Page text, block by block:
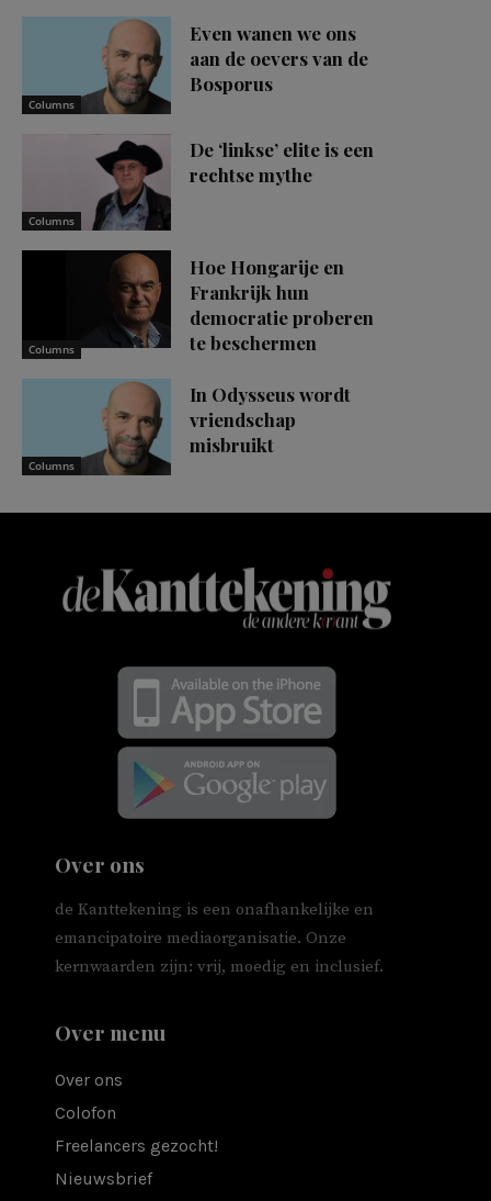
Columns
Even wanen we ons
aan de oevers van de
Bosporus
Columns
De ‘linkse’ elite is een
rechtse mythe
Columns
Hoe Hongarije en
Frankrijk hun
democratie proberen
te beschermen
Columns
In Odysseus wordt
vriendschap
misbruikt
Over ons
de Kanttekening is een onafhankelijke en
emancipatoire mediaorganisatie. Onze
kernwaarden zijn: vrij, moedig en inclusief.
Over menu
Over ons
Colofon
Freelancers gezocht!
Nieuwsbrief